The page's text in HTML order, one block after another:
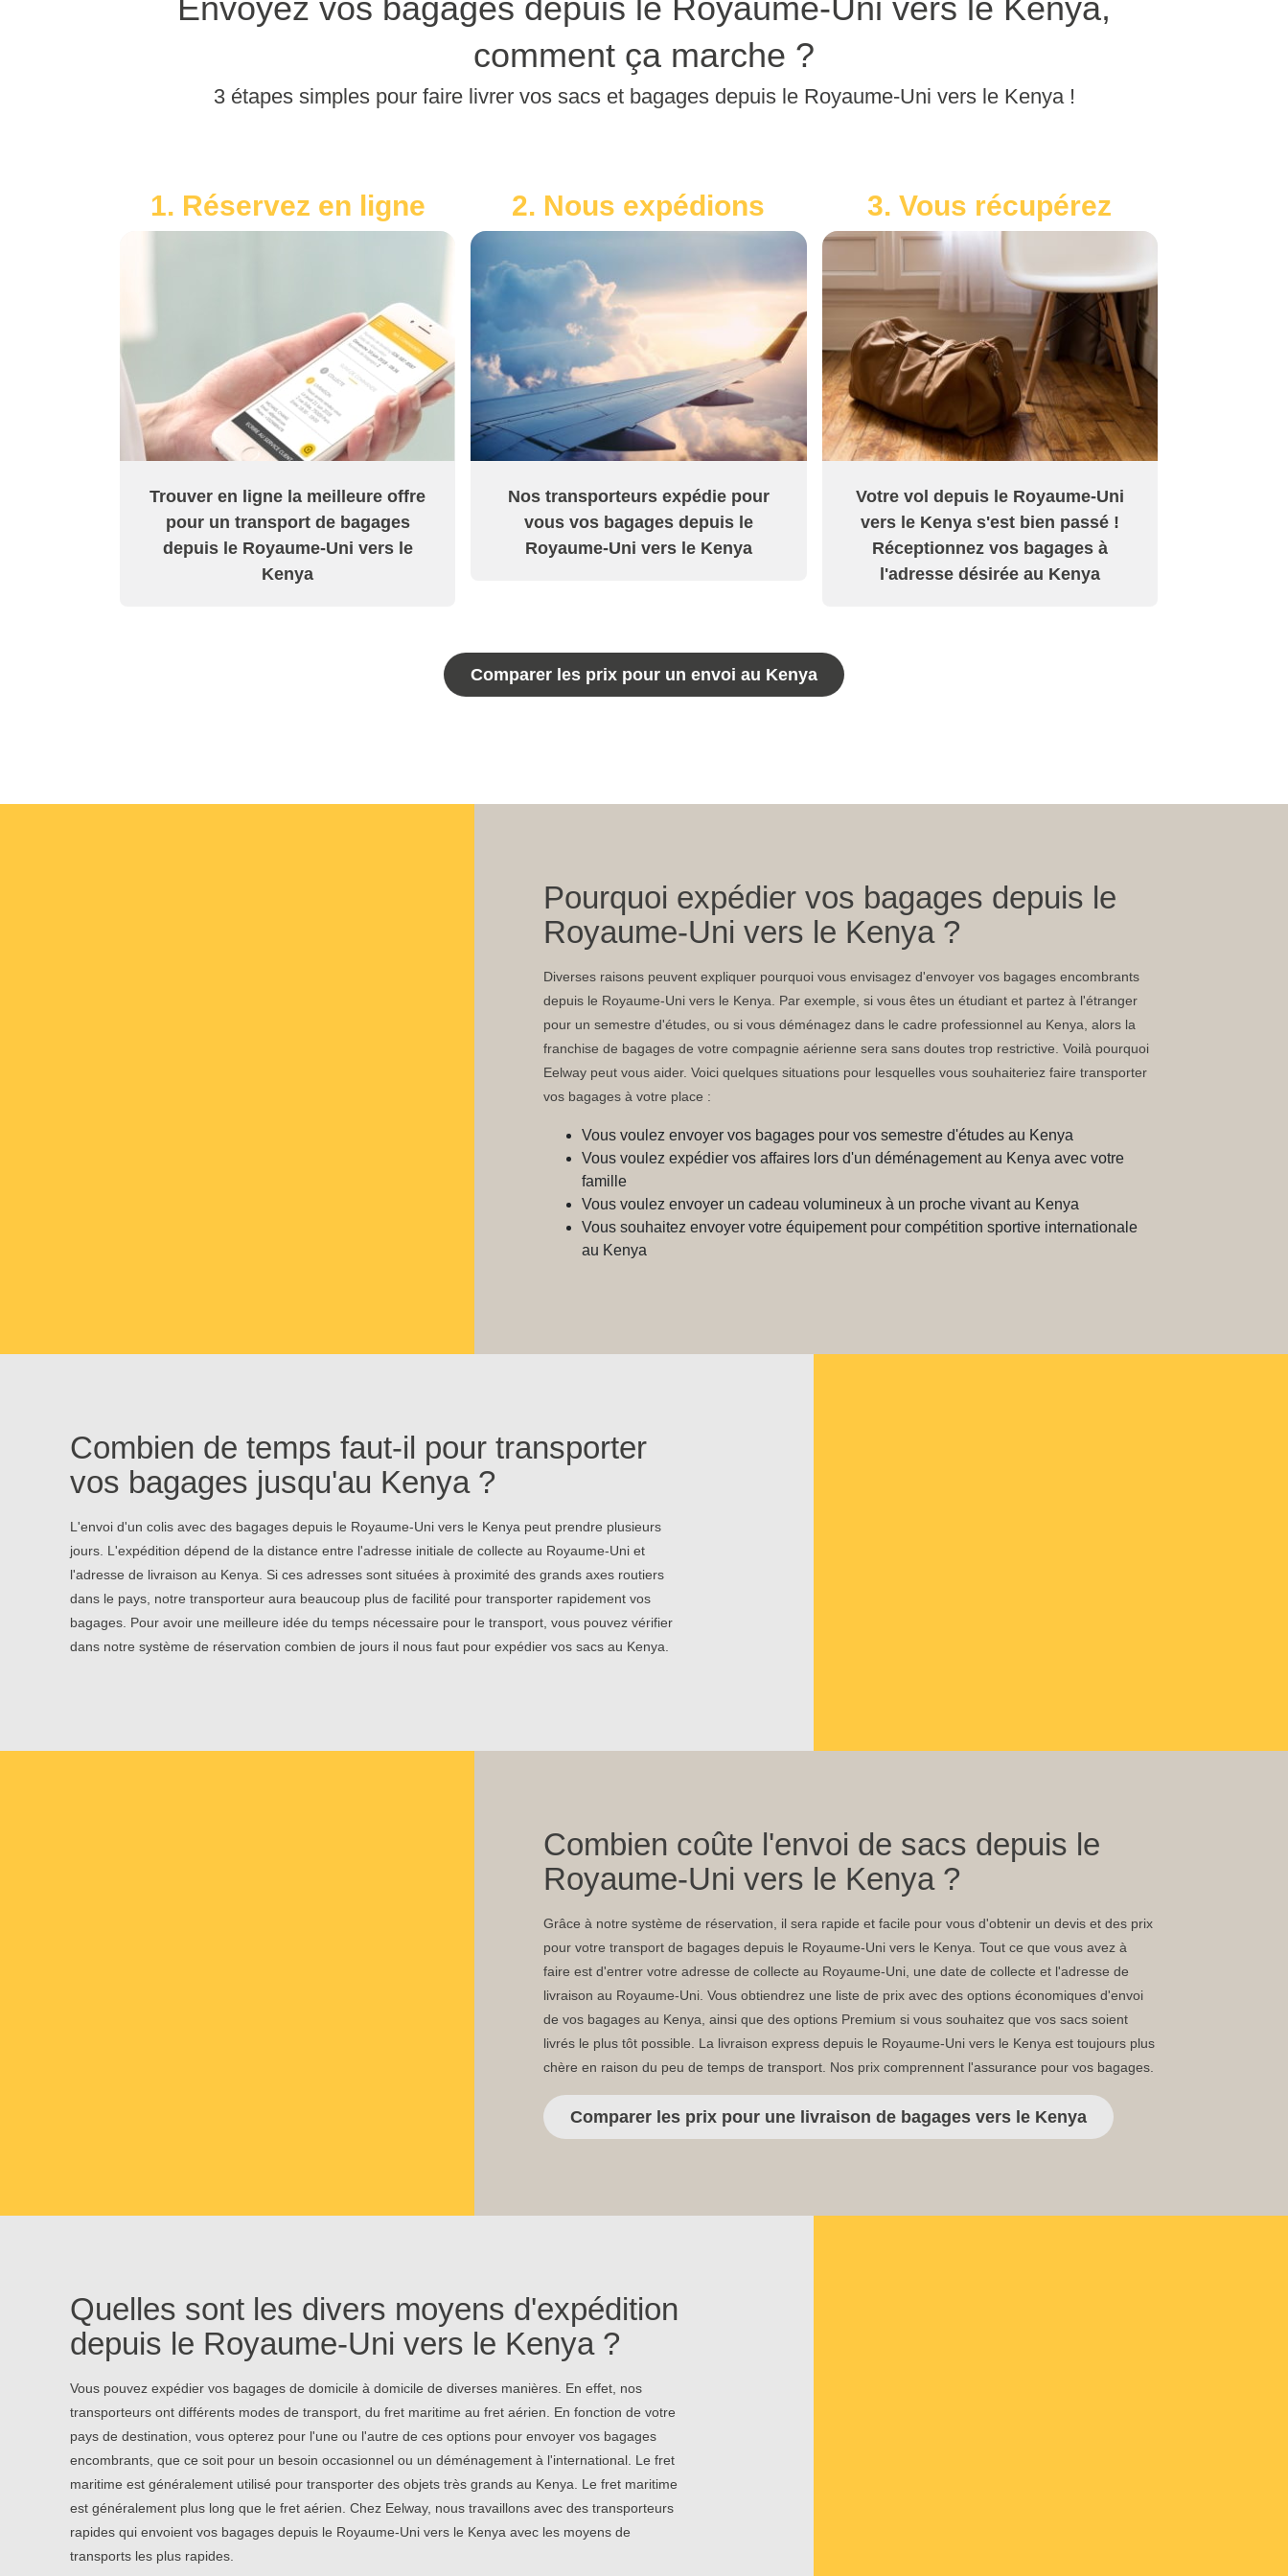
Envoyez vos bagages depuis le Royaume-Uni vers le Kenya,
comment ça marche ?
3 étapes simples pour faire livrer vos sacs et bagages depuis le Royaume-Uni vers le Kenya !
1. Réservez en ligne
Trouver en ligne la meilleure offre
pour un transport de bagages
depuis le Royaume-Uni vers le
Kenya
2. Nous expédions
Nos transporteurs expédie pour
vous vos bagages depuis le
Royaume-Uni vers le Kenya
3. Vous récupérez
Votre vol depuis le Royaume-Uni
vers le Kenya s'est bien passé !
Réceptionnez vos bagages à
l'adresse désirée au Kenya
Comparer les prix pour un envoi au Kenya
Pourquoi expédier vos bagages depuis le
Royaume-Uni vers le Kenya ?
Diverses raisons peuvent expliquer pourquoi vous envisagez d'envoyer vos bagages encombrants
depuis le Royaume-Uni vers le Kenya. Par exemple, si vous êtes un étudiant et partez à l'étranger
pour un semestre d'études, ou si vous déménagez dans le cadre professionnel au Kenya, alors la
franchise de bagages de votre compagnie aérienne sera sans doutes trop restrictive. Voilà pourquoi
Eelway peut vous aider. Voici quelques situations pour lesquelles vous souhaiteriez faire transporter
vos bagages à votre place :
Vous voulez envoyer vos bagages pour vos semestre d'études au Kenya
Vous voulez expédier vos affaires lors d'un déménagement au Kenya avec votre
famille
Vous voulez envoyer un cadeau volumineux à un proche vivant au Kenya
Vous souhaitez envoyer votre équipement pour compétition sportive internationale
au Kenya
Combien de temps faut-il pour transporter
vos bagages jusqu'au Kenya ?
L'envoi d'un colis avec des bagages depuis le Royaume-Uni vers le Kenya peut prendre plusieurs
jours. L'expédition dépend de la distance entre l'adresse initiale de collecte au Royaume-Uni et
l'adresse de livraison au Kenya. Si ces adresses sont situées à proximité des grands axes routiers
dans le pays, notre transporteur aura beaucoup plus de facilité pour transporter rapidement vos
bagages. Pour avoir une meilleure idée du temps nécessaire pour le transport, vous pouvez vérifier
dans notre système de réservation combien de jours il nous faut pour expédier vos sacs au Kenya.
Combien coûte l'envoi de sacs depuis le
Royaume-Uni vers le Kenya ?
Grâce à notre système de réservation, il sera rapide et facile pour vous d'obtenir un devis et des prix
pour votre transport de bagages depuis le Royaume-Uni vers le Kenya. Tout ce que vous avez à
faire est d'entrer votre adresse de collecte au Royaume-Uni, une date de collecte et l'adresse de
livraison au Royaume-Uni. Vous obtiendrez une liste de prix avec des options économiques d'envoi
de vos bagages au Kenya, ainsi que des options Premium si vous souhaitez que vos sacs soient
livrés le plus tôt possible. La livraison express depuis le Royaume-Uni vers le Kenya est toujours plus
chère en raison du peu de temps de transport. Nos prix comprennent l'assurance pour vos bagages.
Comparer les prix pour une livraison de bagages vers le Kenya
Quelles sont les divers moyens d'expédition
depuis le Royaume-Uni vers le Kenya ?
Vous pouvez expédier vos bagages de domicile à domicile de diverses manières. En effet, nos
transporteurs ont différents modes de transport, du fret maritime au fret aérien. En fonction de votre
pays de destination, vous opterez pour l'une ou l'autre de ces options pour envoyer vos bagages
encombrants, que ce soit pour un besoin occasionnel ou un déménagement à l'international. Le fret
maritime est généralement utilisé pour transporter des objets très grands au Kenya. Le fret maritime
est généralement plus long que le fret aérien. Chez Eelway, nous travaillons avec des transporteurs
rapides qui envoient vos bagages depuis le Royaume-Uni vers le Kenya avec les moyens de
transports les plus rapides.